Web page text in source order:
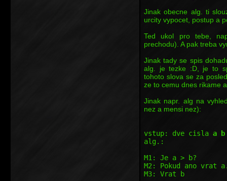
Jinak obecne alg. ti
urcity vypocet, postup a
Ted ukol pro tebe,
prechodu). A pak treba
Jinak tady se spis
alg. je tezke :D, je to
tohoto slova se za
ze to cemu dnes rikame
Jinak napr. alg na
nez a mensi nez):
vstup: dve cisla a b
alg.:
M1: Je a > b?
M2: Pokud ano vrat
M3: Vrat b